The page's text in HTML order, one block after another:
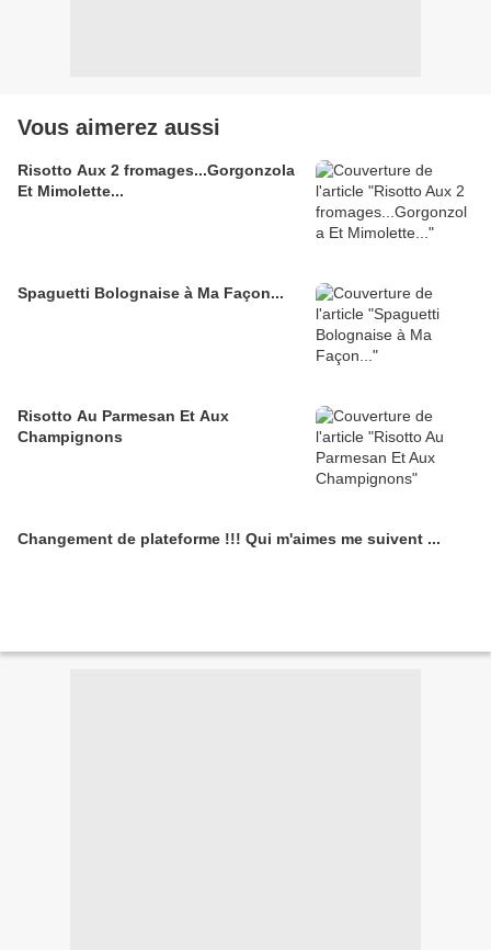
Vous aimerez aussi
Risotto Aux 2 fromages...Gorgonzola
Et Mimolette...
Spaguetti Bolognaise à Ma Façon...
Risotto Au Parmesan Et Aux
Champignons
Changement de plateforme !!! Qui m'aimes me suivent ...